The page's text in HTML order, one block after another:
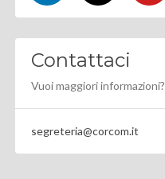
Contattaci
Vuoi maggiori informazioni?
segreteria@corcom.it